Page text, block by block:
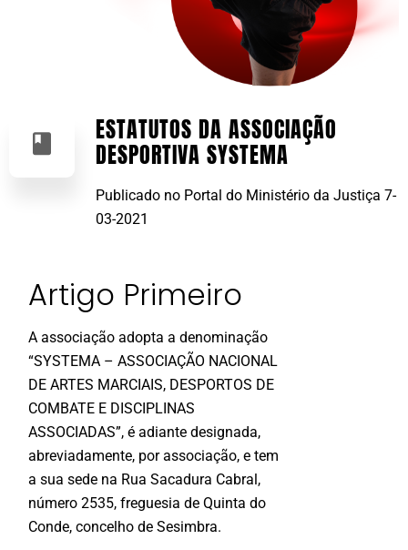
ESTATUTOS DA ASSOCIAÇÃO
DESPORTIVA SYSTEMA
Publicado no Portal do Ministério da Justiça 7-
03-2021
Artigo Primeiro
A associação adopta a denominação
“SYSTEMA – ASSOCIAÇÃO NACIONAL
DE ARTES MARCIAIS, DESPORTOS DE
COMBATE E DISCIPLINAS
ASSOCIADAS”, é adiante designada,
abreviadamente, por associação, e tem
a sua sede na Rua Sacadura Cabral,
número 2535, freguesia de Quinta do
Conde, concelho de Sesimbra.